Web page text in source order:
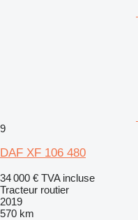
9
DAF XF 106 480
34 000 € TVA incluse
Tracteur routier
2019
570 km